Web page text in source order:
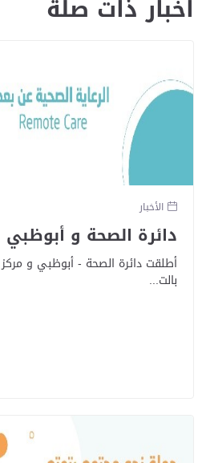
اخبار ذات صلة
الأخبار
دائرة الصحة و
أطلقت دائرة الصحة - أبوظبي و
بالت...